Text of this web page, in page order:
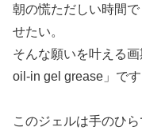
朝の慌ただしい時間
せたい。
そんな願いを叶える
oil-in gel grease」です
このジェルは手のひ